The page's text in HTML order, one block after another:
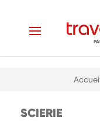
Accueil
SCIERIE